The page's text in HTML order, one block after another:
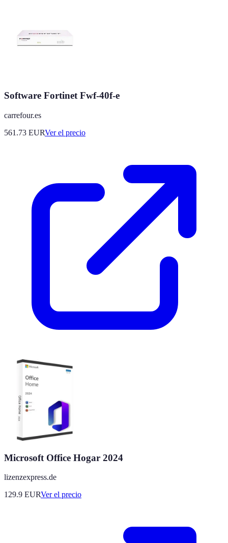
Software Fortinet Fwf-40f-e
carrefour.es
561.73 EURVer el precio
Microsoft Office Hogar 2024
lizenzexpress.de
129.9 EURVer el precio